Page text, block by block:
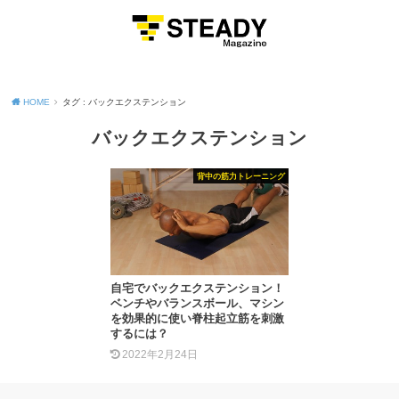
HOME タグ : バックエクステンション
バックエクステンション
背中の筋力トレーニング
自宅でバックエクステンション！
ベンチやバランスボール、マシン
を効果的に使い脊柱起立筋を刺激
するには？
2022年2月24日